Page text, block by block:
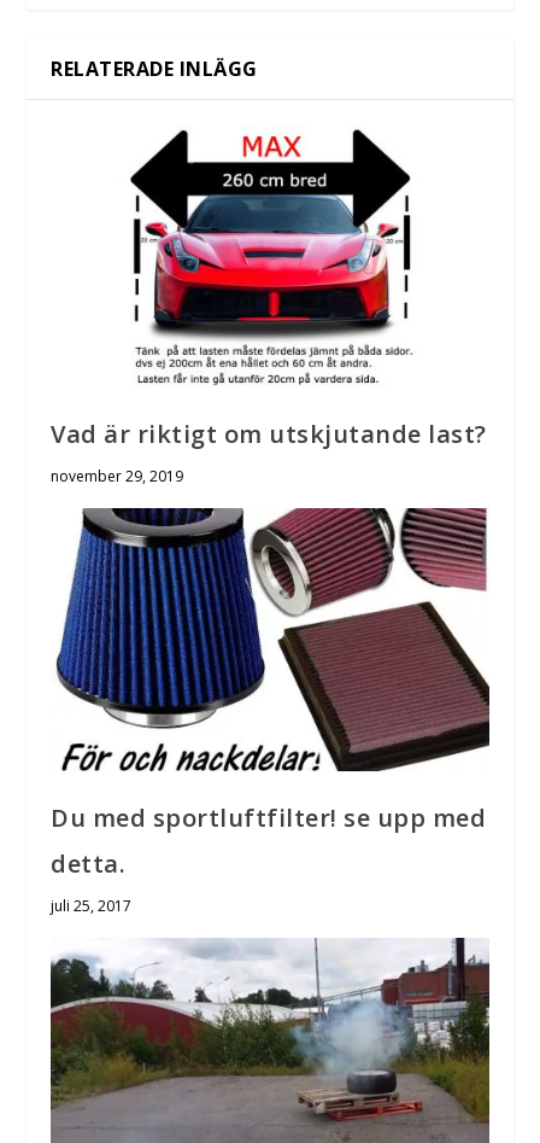
RELATERADE INLÄGG
Vad är riktigt om utskjutande last?
november 29, 2019
Du med sportluftfilter! se upp med
detta.
juli 25, 2017